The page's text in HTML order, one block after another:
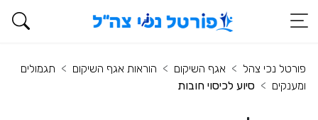
פורטל נכי צהל אגף השיקום הוראות אגף השיקום
תגמולים
ומענקים
סיוע לכיסוי חובות